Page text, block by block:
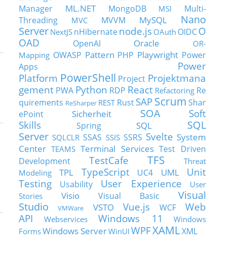
Manager
ML.NET MongoDB MSI
Multi-
Threading
MVC MVVM MySQL
Nano
Server NextJS nHibernatenode.js OAuth OIDCO
OAD
OpenAI Oracle
OR-
Mapping OWASP Pattern PHP Playwright Power
Apps
Power
Platform PowerShell Project Projektmana
gement PWA Python RDP React Refactoring Re
quirements ReSharper REST Rust SAP Scrum Shar
ePoint
Sicherheit SOA
Soft
Skills
Spring SQL
SQL
Server SQLCLR SSAS SSIS SSRS Svelte System
Center TEAMS Terminal Services Test Driven
Development
TestCafe TFS
Threat
Modeling
TPL TypeScript UC4 UML
Unit
Testing
Usability User Experience
User
Stories
Visio Visual Basic
Visual
Studio
VMWare VSTO Vue.js WCF
Web
API
Webservices Windows 11
Windows
FormsWindows ServerWinUI WPFXAMLXML